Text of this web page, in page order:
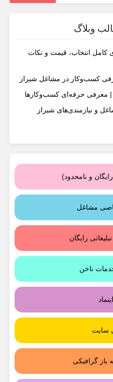
وبلاگ
کامل انتخاب، قیمت و نکات
کسب‌وکار در مشاغل شیراز
معرفی حرفه‌ای کسب‌وکارها
و نیازمندی‌های شیراز
و نامحدود)
مشاغل
رایگان
ناخن
سایت
باز گرافیکی